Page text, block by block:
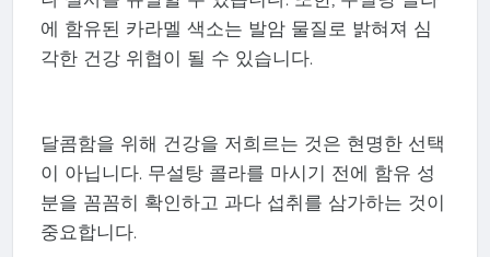
에 함유된 카라멜 색소는 발암 물질로 밝혀져 심
각한 건강 위협이 될 수 있습니다.
달콤함을 위해 건강을 저희르는 것은 현명한 선택
이 아닙니다. 무설탕 콜라를 마시기 전에 함유 성
분을 꼼꼼히 확인하고 과다 섭취를 삼가하는 것이
중요합니다.